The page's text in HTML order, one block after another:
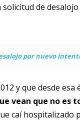
de
por nuevo
y que desde
vean que no es
caí hospitalizado